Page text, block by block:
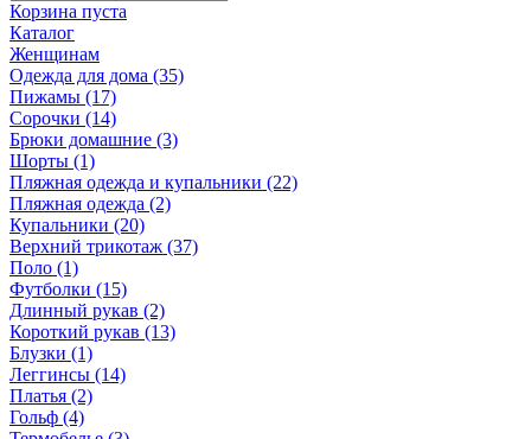
Корзина пуста
Каталог
Женщинам
Одежда для дома (35)
Пижамы (17)
Сорочки (14)
Брюки домашние (3)
Шорты (1)
Пляжная одежда и купальники (22)
Пляжная одежда (2)
Купальники (20)
Верхний трикотаж (37)
Поло (1)
Футболки (15)
Длинный рукав (2)
Короткий рукав (13)
Блузки (1)
Леггинсы (14)
Платья (2)
Гольф (4)